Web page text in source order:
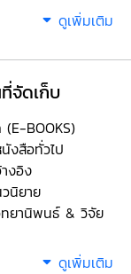
ดูเพิ่มเติม
จัดเก็บ
BOOKS)
งสือทั่วไป
งอิง
นิยาย
ยานิพนธ์ & วิจัย
ดูเพิ่มเติม